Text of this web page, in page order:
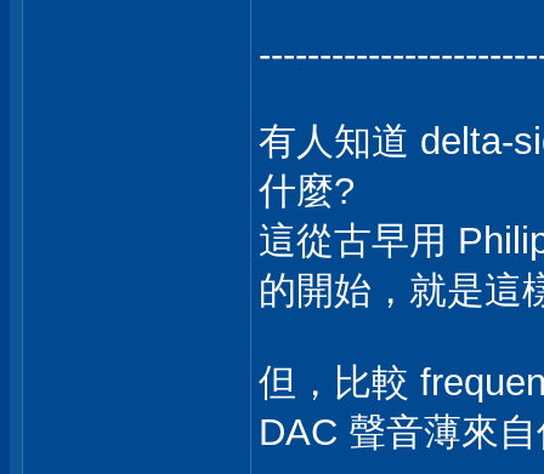
有人知道 delta-
什麼?
這從古早用
的開始，就是這
但，比較
DAC 聲音薄來